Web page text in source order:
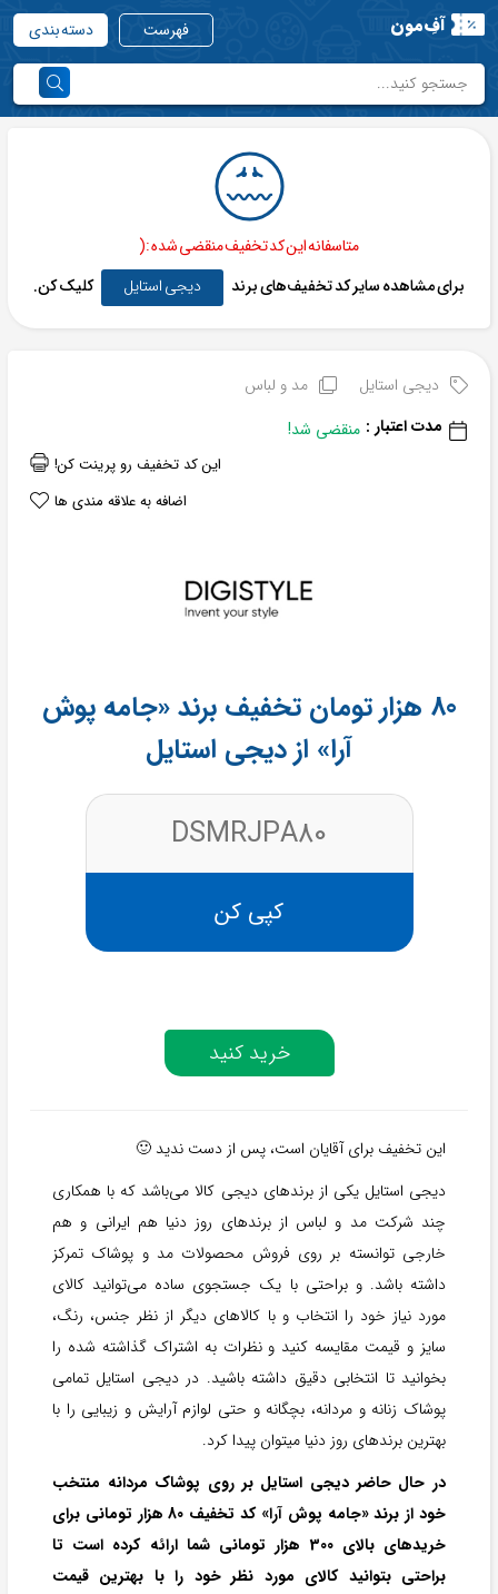
آفِ‌مون فهرست دسته بندی
متاسفانه این کد تخفیف منقضی شده :(
برای مشاهده سایر کد تخفیف‌های برند
دیجی استایل کلیک کن.
دیجی استایل
مد و لباس
مدت اعتبار : منقضی شد!
این کد تخفیف رو پرینت کن!
اضافه به علاقه مندی ها
80 هزار تومان تخفیف برند «جامه پوش
آرا» از دیجی استایل
DSMRJPA80
کپی کن
خرید کنید
این تخفیف برای آقایان است، پس از دست ندید 🙂
دیجی استایل یکی از برندهای دیجی کالا می‌باشد که با همکاری
چند شرکت مد و لباس از برندهای روز دنیا هم ایرانی و هم
خارجی توانسته بر روی فروش محصولات مد و پوشاک تمرکز
داشته باشد. و براحتی با یک جستجوی ساده می‌توانید کالای
مورد نیاز خود را انتخاب و با کالاهای دیگر از نظر جنس، رنگ،
سایز و قیمت مقایسه کنید و نظرات به اشتراک گذاشته شده را
بخوانید تا انتخابی دقیق داشته باشید. در دیجی استایل تمامی
پوشاک زنانه و مردانه، بچگانه و حتی لوازم آرایش و زیبایی را با
بهترین برندهای روز دنیا میتوان پیدا کرد.
در حال حاضر دیجی استایل بر روی پوشاک مردانه منتخب
خود از برند «جامه پوش آرا» کد تخفیف 80 هزار تومانی برای
خریدهای بالای 300 هزار تومانی شما ارائه کرده است تا
براحتی بتوانید کالای مورد نظر خود را با بهترین قیمت